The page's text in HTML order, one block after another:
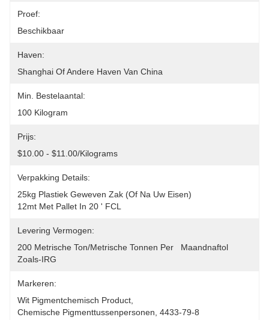
Proef:
Beschikbaar
Haven:
Shanghai Of Andere Haven Van China
Min. Bestelaantal:
100 Kilogram
Prijs:
$10.00 - $11.00/Kilograms
Verpakking Details:
25kg Plastiek Geweven Zak (of Na Uw Eisen)
12mt Met Pallet In 20 ' FCL
Levering Vermogen:
200 Metrische Ton/Metrische Tonnen Per   Maandnaftol
Zoals-IRG
Markeren:
Wit Pigmentchemisch Product
Chemische Pigmenttussenpersonen 4433-79-8